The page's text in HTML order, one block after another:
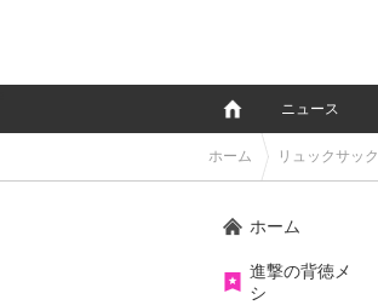
ニュース
ホーム リュックサック
ホーム
進撃の背徳メ
シ